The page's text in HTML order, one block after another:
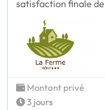
satisfaction finale
Montant privé
3 jours